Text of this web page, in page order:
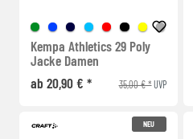
Kempa Athletics 29 Poly
Jacke Damen
ab 20,90 € *
35,00 € *UVP
NEU